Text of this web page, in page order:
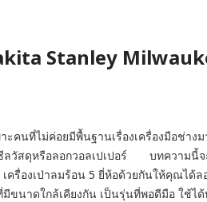
Stanley
คนที่ไม่ค่อยมีพื้นฐานเรื่องเครื่องมือช่าง
ซีลวัสดุหรือลอกวอลเปเปอร์ บทความนี้
เครื่องเป่าลมร้อน 5 ยี่ห้อด้วยกันให้คุณได้
ขนาดใกล้เคียงกัน เป็นรุ่นที่พอดีมือ ใช้ไ